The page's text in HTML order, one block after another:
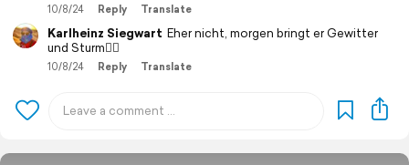
10/8/24 Reply Translate
Karlheinz Siegwart Eher nicht, morgen bringt er Gewitter
und Sturm🤷‍♂️
10/8/24 Reply Translate